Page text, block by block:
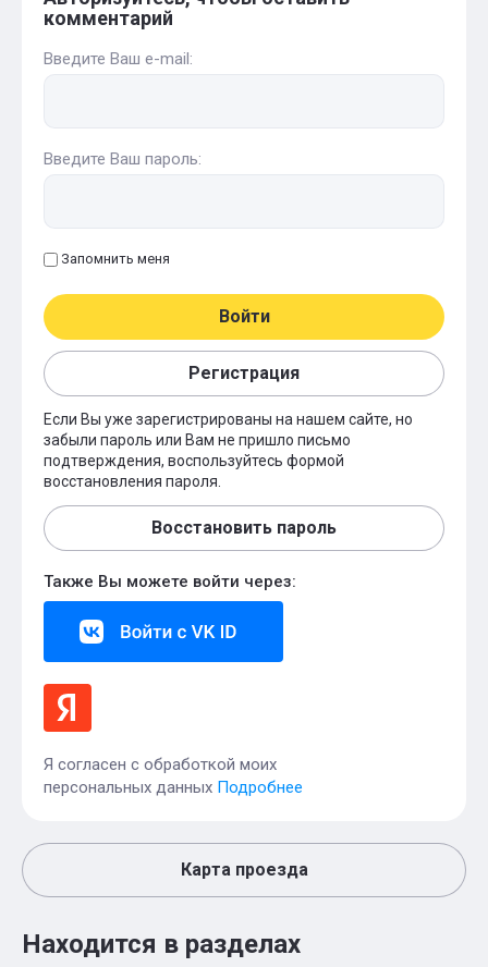
комментарий
Введите Ваш e-mail:
Введите Ваш пароль:
Запомнить меня
Войти
Регистрация
Если Вы уже зарегистрированы на нашем сайте, но
забыли пароль или Вам не пришло письмо
подтверждения, воспользуйтесь формой
восстановления пароля.
Восстановить пароль
Также Вы можете войти через:
Я согласен с обработкой моих
персональных данных Подробнее
Карта проезда
Находится в разделах